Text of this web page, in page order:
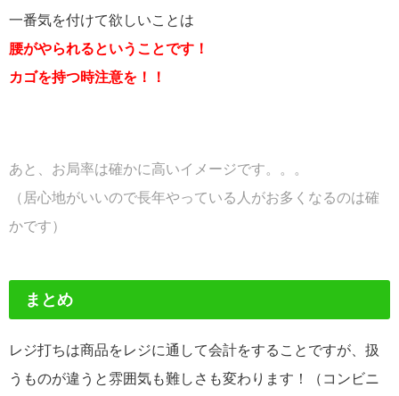
一番気を付けて欲しいことは
腰がやられるということです！
カゴを持つ時注意を！！
あと、お局率は確かに高いイメージです。。。
（居心地がいいので長年やっている人がお多くなるのは確
かです）
まとめ
レジ打ちは商品をレジに通して会計をすることですが、扱
うものが違うと雰囲気も難しさも変わります！（コンビニ